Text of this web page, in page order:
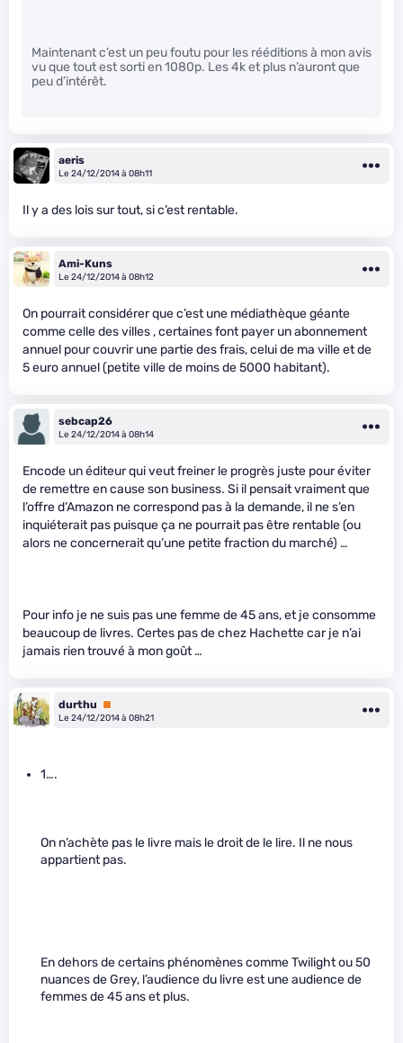
Maintenant c’est un peu foutu pour les rééditions à mon avis
vu que tout est sorti en 1080p. Les 4k et plus n’auront que
peu d’intérêt.
aeris
Le 24/12/2014 à 08h11
Il y a des lois sur tout, si c’est rentable.
Ami-Kuns
Le 24/12/2014 à 08h12
On pourrait considérer que c’est une médiathèque géante
comme celle des villes , certaines font payer un abonnement
annuel pour couvrir une partie des frais, celui de ma ville et de
5 euro annuel (petite ville de moins de 5000 habitant).
sebcap26
Le 24/12/2014 à 08h14
Encode un éditeur qui veut freiner le progrès juste pour éviter
de remettre en cause son business. Si il pensait vraiment que
l’offre d’Amazon ne correspond pas à la demande, il ne s’en
inquiéterait pas puisque ça ne pourrait pas être rentable (ou
alors ne concernerait qu’une petite fraction du marché) …
Pour info je ne suis pas une femme de 45 ans, et je consomme
beaucoup de livres. Certes pas de chez Hachette car je n’ai
jamais rien trouvé à mon goût …
durthu
Premium
Le 24/12/2014 à 08h21
1….
On n’achète pas le livre mais le droit de le lire. Il ne nous
appartient pas.
En dehors de certains phénomènes comme Twilight ou 50
nuances de Grey, l’audience du livre est une audience de
femmes de 45 ans et plus.